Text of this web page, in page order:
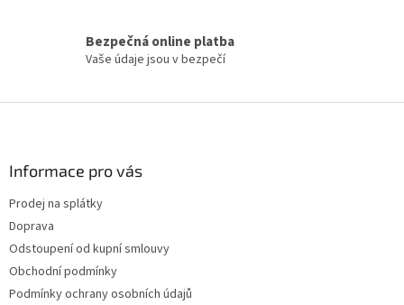
Bezpečná online platba
Vaše údaje jsou v bezpečí
Informace pro vás
Prodej na splátky
Doprava
Odstoupení od kupní smlouvy
Obchodní podmínky
Podmínky ochrany osobních údajů